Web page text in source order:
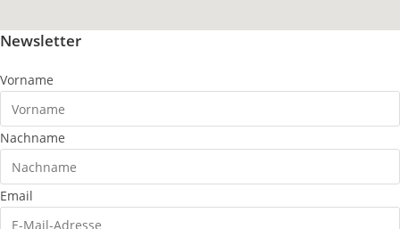
Newsletter
Vorname
Nachname
Email